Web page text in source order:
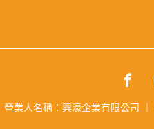
營業人名稱：興濠企業有限公司